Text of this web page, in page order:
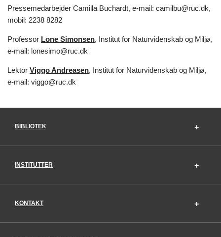
Pressemedarbejder Camilla Buchardt, e-mail: camilbu@ruc.dk,
mobil: 2238 8282
Professor Lone Simonsen, Institut for Naturvidenskab og Miljø,
e-mail: lonesimo@ruc.dk
Lektor Viggo Andreasen, Institut for Naturvidenskab og Miljø,
e-mail: viggo@ruc.dk
BIBLIOTEK
INSTITUTTER
KONTAKT